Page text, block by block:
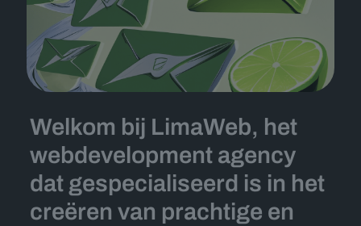
Welkom bij LimaWeb, het
webdevelopment agency
dat gespecialiseerd is in het
creëren van prachtige en